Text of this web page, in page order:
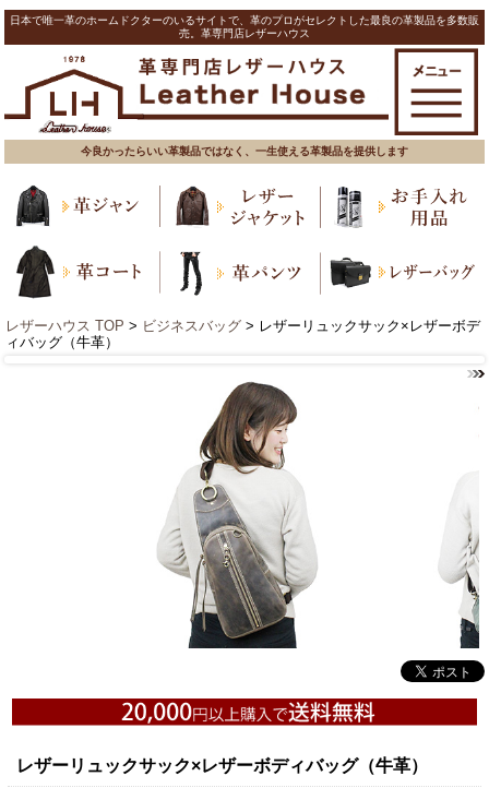
日本で唯一革のホームドクターのいるサイトで、革のプロがセレクトした最良の革製品を多数販
売。革専門店レザーハウス
今良かったらいい革製品ではなく、一生使える革製品を提供します
レザーハウス TOP > ビジネスバッグ > レザーリュックサック×レザーボデ
ィバッグ（牛革）
レザーリュックサック×レザーボディバッグ（牛革）